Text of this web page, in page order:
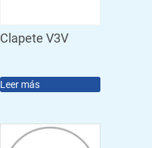
Clapete V3V
Leer más